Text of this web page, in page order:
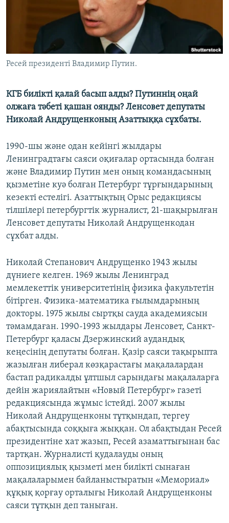
Басқа тілдерде
Ресей президенті Владимир Путин.
КГБ билікті қалай басып алды? Путиннің оңай
олжаға тәбеті қашан оянды? Ленсовет депутаты
Николай Андрущенконың Азаттыққа сұхбаты.
1990-шы және одан кейінгі жылдары
Ленинградтағы саяси оқиғалар ортасында болған
және Владимир Путин мен оның командасының
қызметіне куә болған Петербург тұрғындарының
кезекті естелігі. Азаттықтың Орыс редакциясы
тілшілері петербургтік журналист, 21-шақырылған
Ленсовет депутаты Николай Андрущенкодан
сұхбат алды.
Николай Степанович Андрущенко 1943 жылы
дүниеге келген. 1969 жылы Ленинград
мемлекеттік университетінің физика факультетін
бітірген. Физика-математика ғылымдарының
докторы. 1975 жылы сыртқы сауда академиясын
тәмамдаған. 1990-1993 жылдары Ленсовет, Санкт-
Петербург қаласы Дзержинский аудандық
кеңесінің депутаты болған. Қазір саяси тақырыпта
жазылған либерал көзқарастағы мақалалардан
бастап радикалды ұлтшыл сарындағы мақалаларға
дейін жариялайтын «Новый Петербург» газеті
редакциясында жұмыс істейді. 2007 жылы
Николай Андрущенконы тұтқындап, тергеу
абақтысында соққыға жыққан. Ол абақтыдан Ресей
президентіне хат жазып, Ресей азаматтығынан бас
тартқан. Журналисті қудалауды оның
оппозициялық қызметі мен билікті сынаған
мақалаларымен байланыстыратын «Мемориал»
құқық қорғау орталығы Николай Андрущенконы
саяси тұтқын деп таныған.